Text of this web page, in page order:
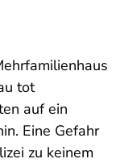
tot
auf ein
Eine Gefahr
zu keinem